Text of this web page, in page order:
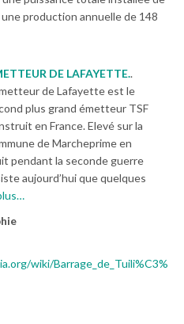
production annuelle de 148
DE LAFAYETTE..
de Lafayette est le
plus grand émetteur TSF
en France. Elevé sur la
de Marcheprime en
pendant la seconde guerre
aujourd’hui que quelques
wiki/Barrage_de_Tuili%C3%